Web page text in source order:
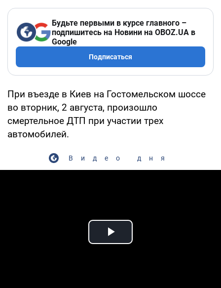
Будьте первыми в курсе главного –
подпишитесь на Новини на OBOZ.UA в
Google
Подписаться
При въезде в Киев на Гостомельском шоссе
во вторник, 2 августа, произошло
смертельное ДТП при участии трех
автомобилей.
Видео дня
Play Video